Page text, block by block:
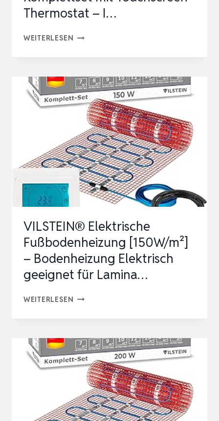
…
Thermostat – I…
WEITERLESEN VILSTEIN®
50W/M² –
K
OMPLETTSET M
OUCHSCREEN-T
HERMOSTAT –
I
VILSTEIN® Elektrische
Fußbodenheizung [150W/m²]
– Bodenheizung Elektrisch
geeignet für Lamina…
WEITERLESEN VILSTEIN®
150W/M²] –
B
ODENHEIZUNG E
LEKTRISCH G
EEIGNET F
ÜR L